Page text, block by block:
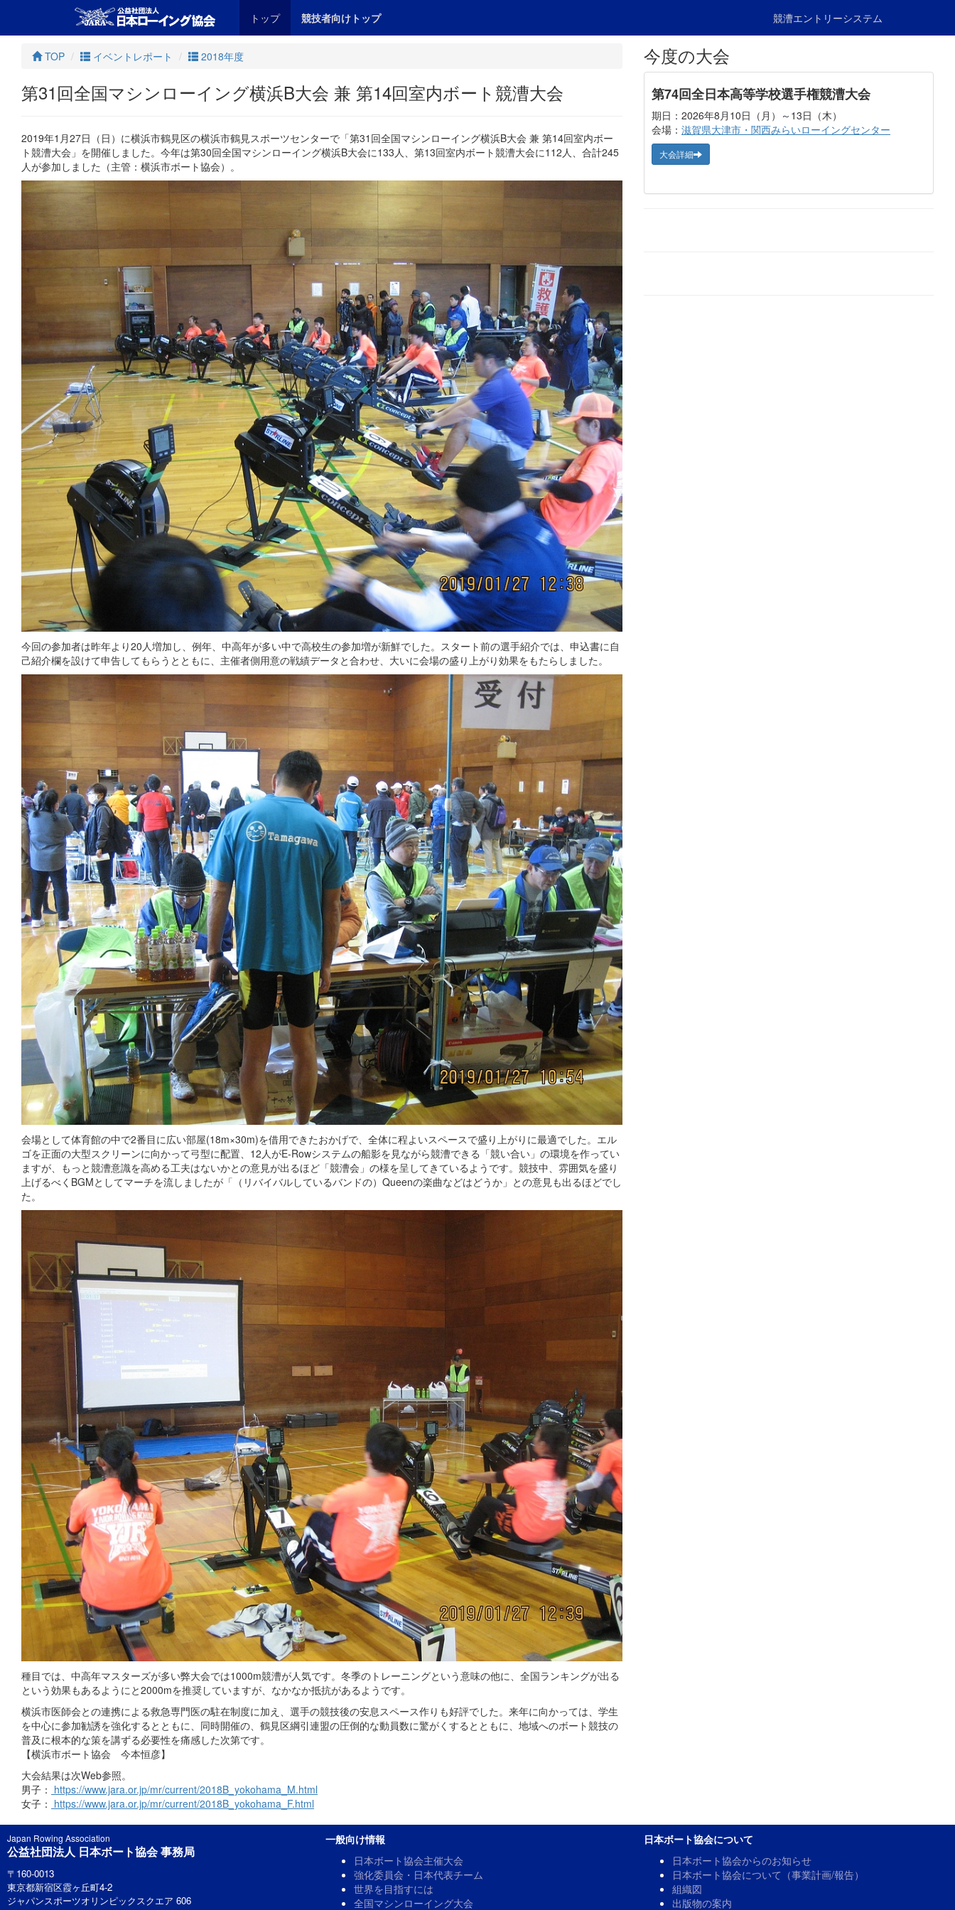
トップ 競技者向けトップ 競漕エントリーシステム
TOP イベントレポート 2018年度
第31回全国マシンローイング横浜B大会 兼 第14回室内ボート競漕大会
2019年1月27日（日）に横浜市鶴見区の横浜市鶴見スポーツセンターで「第31回全国マシンローイング横浜B大会 兼 第14回室内ボー
ト競漕大会」を開催しました。今年は第30回全国マシンローイング横浜B大会に133人、第13回室内ボート競漕大会に112人、合計245
人が参加しました（主管：横浜市ボート協会）。
今回の参加者は昨年より20人増加し、例年、中高年が多い中で高校生の参加増が新鮮でした。スタート前の選手紹介では、申込書に自
己紹介欄を設けて申告してもらうとともに、主催者側用意の戦績データと合わせ、大いに会場の盛り上がり効果をもたらしました。
会場として体育館の中で2番目に広い部屋(18m×30m)を借用できたおかげで、全体に程よいスペースで盛り上がりに最適でした。エル
ゴを正面の大型スクリーンに向かって弓型に配置、12人がE-Rowシステムの船影を見ながら競漕できる「競い合い」の環境を作ってい
ますが、もっと競漕意識を高める工夫はないかとの意見が出るほど「競漕会」の様を呈してきているようです。競技中、雰囲気を盛り
上げるべくBGMとしてマーチを流しましたが「（リバイバルしているバンドの）Queenの楽曲などはどうか」との意見も出るほどでし
た。
種目では、中高年マスターズが多い弊大会では1000m競漕が人気です。冬季のトレーニングという意味の他に、全国ランキングが出る
という効果もあるようにと2000mを推奨していますが、なかなか抵抗があるようです。
横浜市医師会との連携による救急専門医の駐在制度に加え、選手の競技後の安息スペース作りも好評でした。来年に向かっては、学生
を中心に参加勧誘を強化するとともに、同時開催の、鶴見区綱引連盟の圧倒的な動員数に驚がくするとともに、地域へのボート競技の
普及に根本的な策を講ずる必要性を痛感した次第です。
【横浜市ボート協会 今本恒彦】
大会結果は次Web参照。
男子： https://www.jara.or.jp/mr/current/2018B_yokohama_M.html
女子： https://www.jara.or.jp/mr/current/2018B_yokohama_F.html
今度の大会
第74回全日本高等学校選手権競漕大会
期日：2026年8月10日（月）～13日（木）
会場： 滋賀県大津市・関西みらいローイングセンター
大会詳細
Japan Rowing Association
公益社団法人 日本ボート協会 事務局
〒160-0013
東京都新宿区霞ヶ丘町4-2
ジャパンスポーツオリンピックスクエア 606
一般向け情報
日本ボート協会主催大会
強化委員会・日本代表チーム
世界を目指すには
全国マシンローイング大会
日本ボート協会について
日本ボート協会からのお知らせ
日本ボート協会について（事業計画/報告）
組織図
出版物の案内